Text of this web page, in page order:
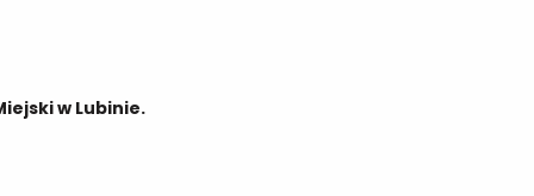
w Lubinie.